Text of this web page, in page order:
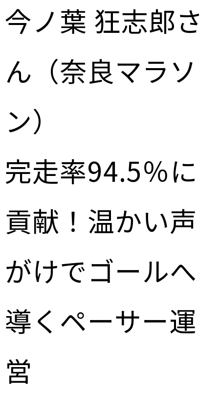
今ノ葉 狂志郎さ
ん（奈良マラソ
ン）
完走率94.5％に
貢献！温かい声
がけでゴールへ
導くペーサー運
営